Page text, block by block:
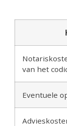
van het
Eventuele